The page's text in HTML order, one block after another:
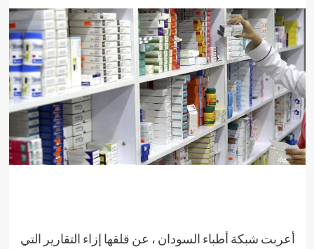
أعربت شبكة أطباء السودان ، عن قلقها إزاء التقارير التي